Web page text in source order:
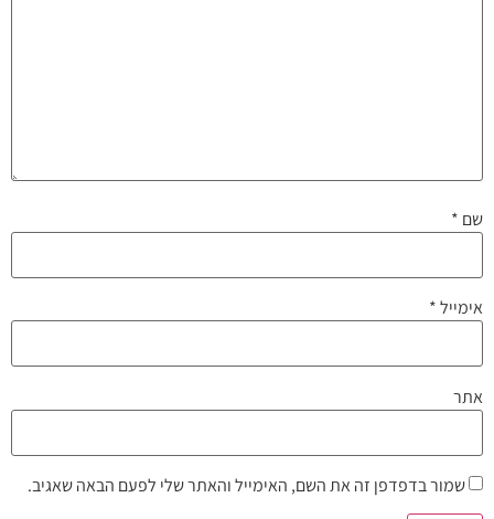
שם *
אימייל*
אתר
שמור בדפדפן זה את השם, האימייל והאתר שלי לפעם הבאה שאגיב.